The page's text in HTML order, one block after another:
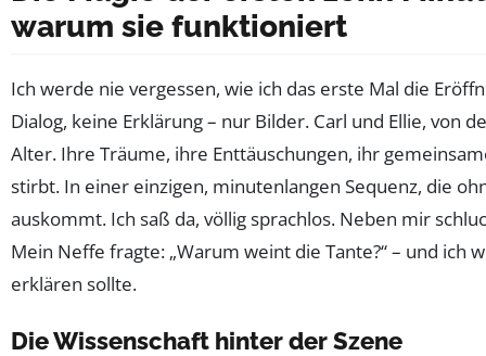
warum sie funktioniert
Ich werde nie vergessen, wie ich das erste Mal die
Dialog, keine Erklärung – nur Bilder. Carl und Ellie, von
Alter. Ihre Träume, ihre Enttäuschungen, ihr
stirbt. In einer einzigen, minutenlangen Sequenz, die
auskommt. Ich saß da, völlig sprachlos. Neben mir
Mein Neffe fragte: „Warum weint die Tante?“ – und ich
erklären sollte.
Die Wissenschaft hinter der Szene